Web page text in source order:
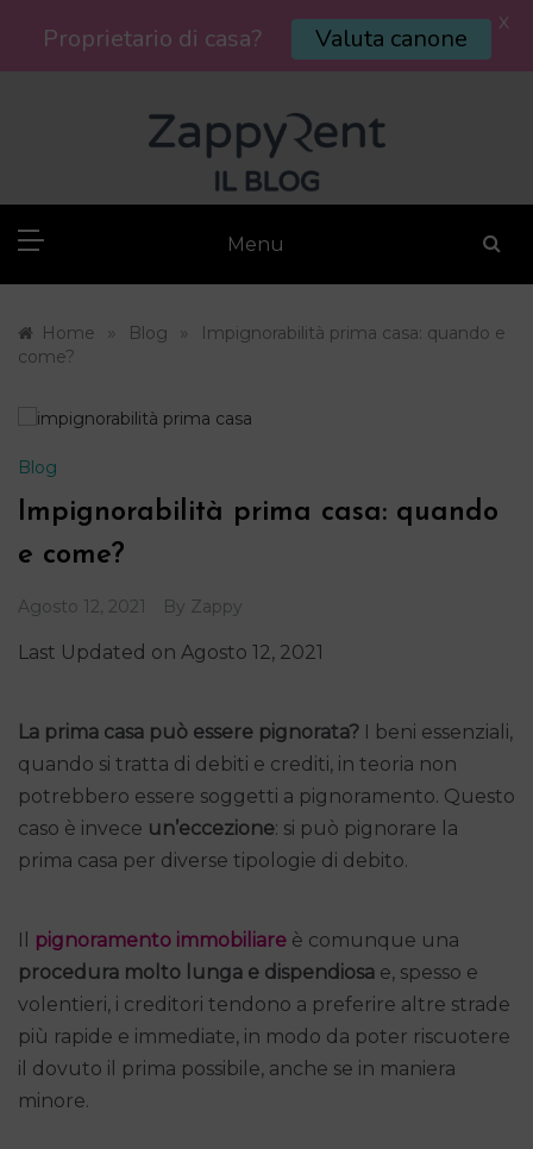
Menu
Home » Blog »
Impignorabilità prima casa: quando e
come?
Blog
Impignorabilità prima casa: quando
e come?
Agosto 12, 2021 By Zappy
Last Updated on Agosto 12, 2021
La prima casa può essere pignorata? I beni essenziali,
quando si tratta di debiti e crediti, in teoria non
potrebbero essere soggetti a pignoramento. Questo
caso è invece un’eccezione: si può pignorare la
prima casa per diverse tipologie di debito.
Il pignoramento immobiliare è comunque una
procedura molto lunga e dispendiosa e, spesso e
volentieri, i creditori tendono a preferire altre strade
più rapide e immediate, in modo da poter riscuotere
il dovuto il prima possibile, anche se in maniera
minore.
Proprietario di casa? Valuta canone X